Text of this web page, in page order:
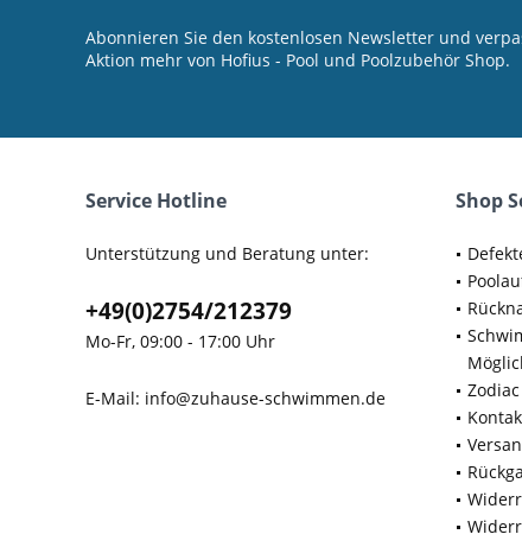
Abonnieren Sie den kostenlosen Newsletter und
Aktion mehr von Hofius - Pool und Poolzubehör Shop.
Service Hotline
Unterstützung und Beratung unter:
+49(0)2754/212379
Mo-Fr, 09:00 - 17:00 Uhr
E-Mail: info@zuhause-schwimmen.de
Shop